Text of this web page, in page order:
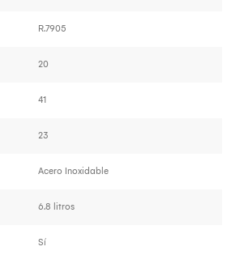
R.7905
20
41
23
Acero Inoxidable
6.8 litros
Sí